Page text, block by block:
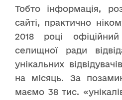
Тобто інформація,
сайті, практично
2018 році
селищної ради
унікальних
на місяць. За
маємо 38 тис.